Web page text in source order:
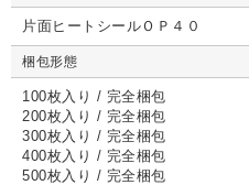
詳しくみる 詳しくみる
詳しくみる
片面ヒートシールＯＰ４０
梱包形態
100枚入り / 完全梱包
200枚入り / 完全梱包
300枚入り / 完全梱包
400枚入り / 完全梱包
500枚入り / 完全梱包